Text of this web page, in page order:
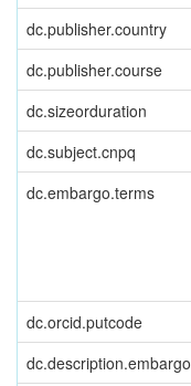
dc.publisher.country
dc.publisher.course
dc.sizeorduration
dc.subject.cnpq
dc.embargo.terms
dc.orcid.putcode
dc.description.embargo